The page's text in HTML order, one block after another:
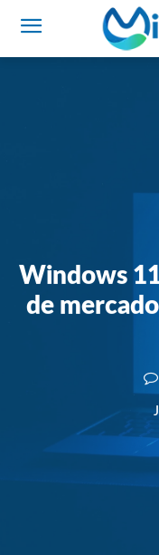
Windows
de